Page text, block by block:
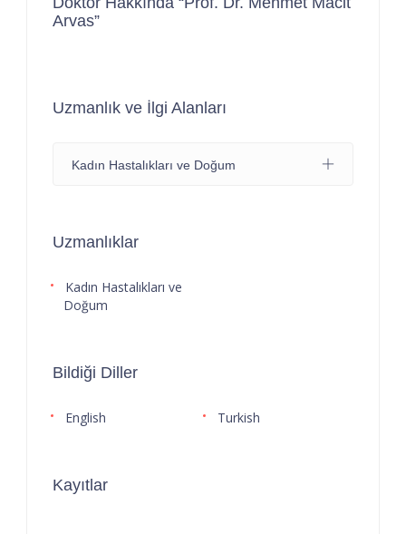
Arvas”
Uzmanlık ve İlgi Alanları
Kadın Hastalıkları ve Doğum
Uzmanlıklar
Kadın Hastalıkları ve
Doğum
Bildiği Diller
English Turkish
Kayıtlar